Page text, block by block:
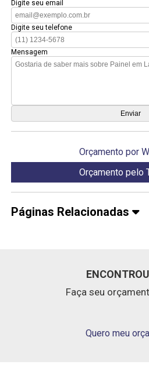
Digite seu email
Digite seu telefone
Mensagem
Orçamento por
Orçamento pelo
Páginas Relacionadas
Faça seu
Quero meu